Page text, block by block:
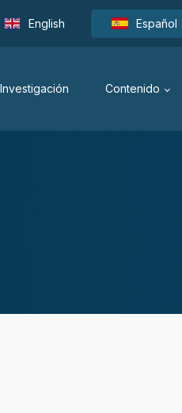
English Español
Investigación Contenido